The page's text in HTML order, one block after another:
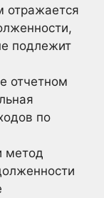
отражается
подлежит
отчетном
по
метод